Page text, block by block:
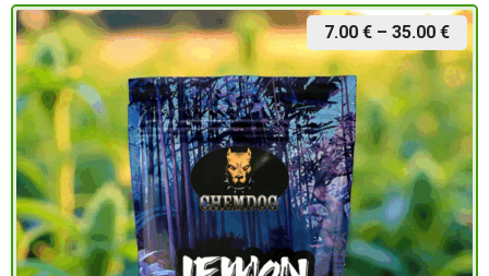
7.00 € – 35.00 €